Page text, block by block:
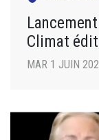
Climat
MAR 1 JUIN